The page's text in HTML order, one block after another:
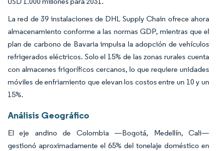
La red de 39 instalaciones de DHL Supply Chain ofrece ahora
almacenamiento conforme a las normas GDP, mientras que el
plan de carbono de Bavaria impulsa la adopción de vehículos
refrigerados eléctricos. Solo el 15% de las zonas rurales cuenta
con almacenes frigoríficos cercanos, lo que requiere unidades
móviles de enfriamiento que elevan los costos entre un 10 y un
15%.
Análisis Geográfico
El eje andino de Colombia —Bogotá, Medellín, Cali—
gestionó aproximadamente el 65% del tonelaje doméstico en